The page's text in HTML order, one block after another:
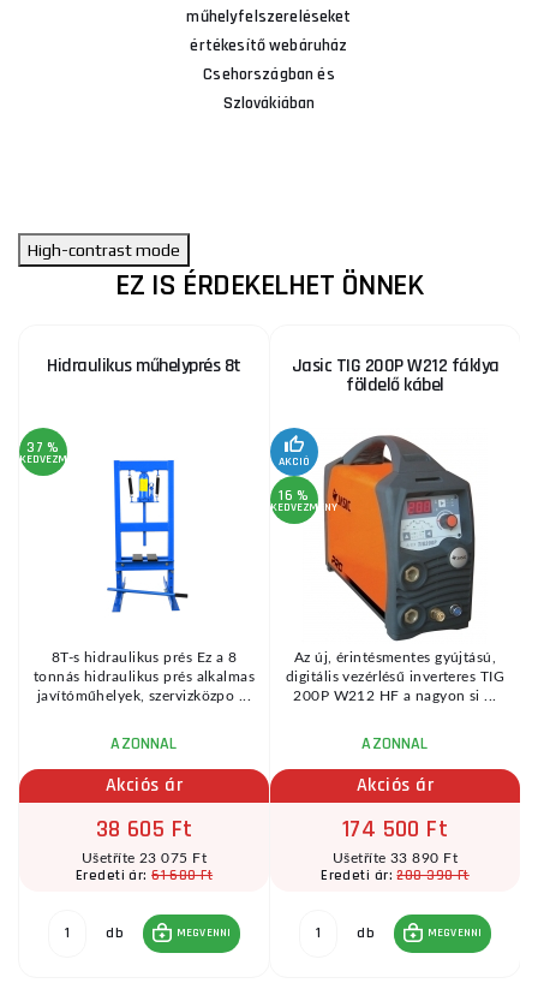
műhelyfelszereléseket
értékesítő webáruház
Csehországban és
Szlovákiában
High-contrast mode
EZ IS ÉRDEKELHET ÖNNEK
Hidraulikus műhelyprés 8t
37 %
KEDVEZMÉNY
8T-s hidraulikus prés Ez a 8
tonnás hidraulikus prés alkalmas
javítóműhelyek, szervizközpo ...
AZONNAL
Akciós ár
38 605 Ft
Ušetříte 23 075 Ft
Eredeti ár:61 680 Ft
db MEGVENNI
Jasic TIG 200P W212 fáklya
földelő kábel
AKCIÓ
16 %
KEDVEZMÉNY
Az új, érintésmentes gyújtású,
digitális vezérlésű inverteres TIG
200P W212 HF a nagyon si ...
AZONNAL
Akciós ár
174 500 Ft
Ušetříte 33 890 Ft
Eredeti ár:208 390 Ft
db MEGVENNI